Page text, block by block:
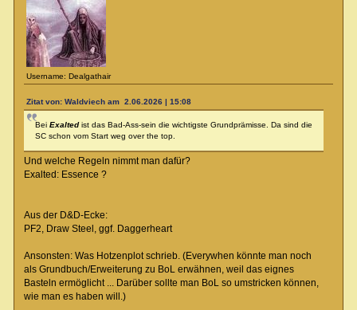
Username: Dealgathair
Zitat von: Waldviech am 2.06.2026 | 15:08
Bei Exaltedist das Bad-Ass-sein die wichtigste Grundprämisse. Da sind die
SC schon vom Start weg over the top.
Und welche Regeln nimmt man dafür?
Exalted: Essence ?
Aus der D&D-Ecke:
PF2, Draw Steel, ggf. Daggerheart
Ansonsten: Was Hotzenplot schrieb. (Everywhen könnte man noch
als Grundbuch/Erweiterung zu BoL erwähnen, weil das eignes
Basteln ermöglicht ... Darüber sollte man BoL so umstricken können,
wie man es haben will.)